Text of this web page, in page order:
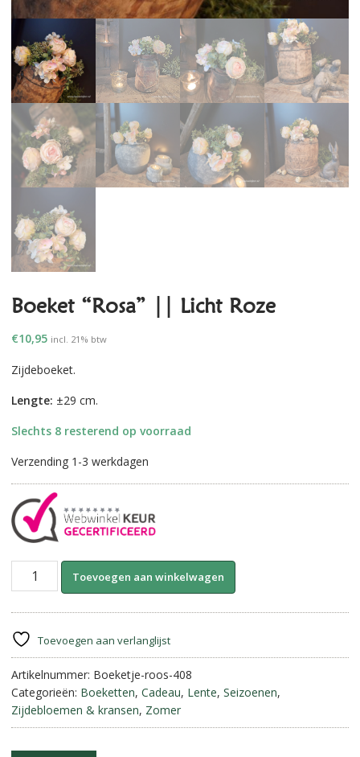
Boeket “Rosa” || Licht Roze
€10,95 incl. 21% btw
Zijdeboeket.
Lengte: ±29 cm.
Slechts 8 resterend op voorraad
Verzending 1-3 werkdagen
Boeket
"Rosa"
Roze
aantal
Toevoegen aan winkelwagen
n
t
v
Toevoegen aan verlanglijst
Artikelnummer: Boeketje-roos-408
Categorieën: Boeketten, Cadeau, Lente, Seizoenen,
Zijdebloemen & kransen, Zomer